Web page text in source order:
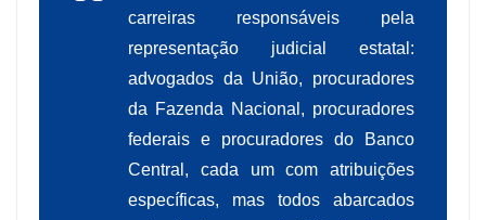
carreiras responsáveis pela
representação judicial estatal:
advogados da União, procuradores
da Fazenda Nacional, procuradores
federais e procuradores do Banco
Central, cada um com atribuições
específicas, mas todos abarcados